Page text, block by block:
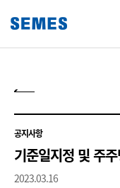
공지사항
기준일지정 및 주
2023.03.16